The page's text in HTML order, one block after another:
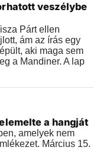
veszélybe
Párt ellen
ám az írás egy
aki maga sem
a Mandiner. A lap
a hangját
amelyek nem
Március 15.